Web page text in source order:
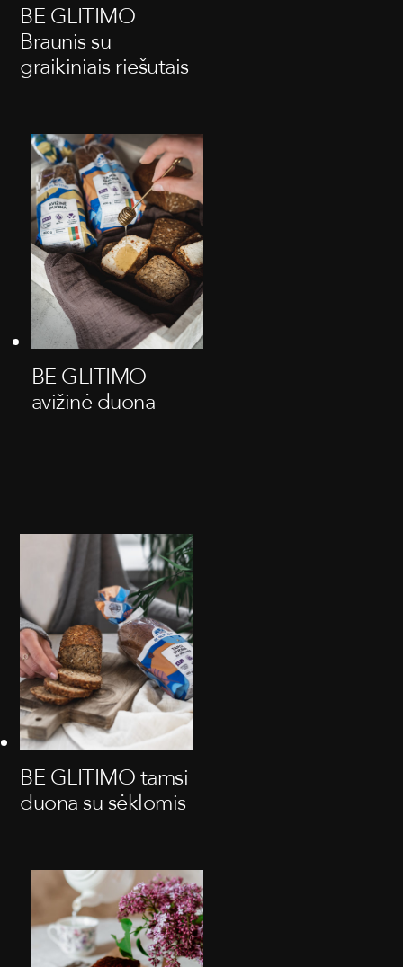
BE GLITIMO
Braunis su
graikiniais riešutais
BE GLITIMO
avižinė duona
BE GLITIMO tamsi
duona su sėklomis